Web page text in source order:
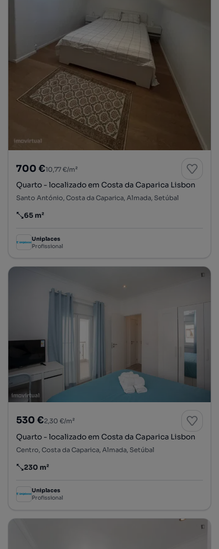
700 €10,77 €/m²
Quarto - localizado em Costa da Caparica Lisbon
Santo António, Costa da Caparica, Almada, Setúbal
Preço por metro quadrado
65 m²
Uniplaces
Profissional
530 €2,30 €/m²
Quarto - localizado em Costa da Caparica Lisbon
Centro, Costa da Caparica, Almada, Setúbal
Preço por metro quadrado
230 m²
Uniplaces
Profissional